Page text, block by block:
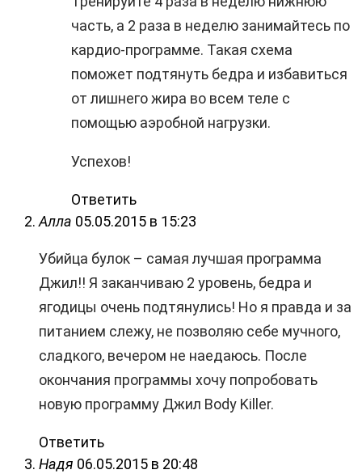
часть, а 2 раза в неделю занимайтесь по
кардио-программе. Такая схема
поможет подтянуть бедра и избавиться
от лишнего жира во всем теле с
помощью аэробной нагрузки.
Успехов!
Ответить
Алла 05.05.2015 в 15:23
Убийца булок – самая лучшая программа
Джил!! Я заканчиваю 2 уровень, бедра и
ягодицы очень подтянулись! Но я правда и за
питанием слежу, не позволяю себе мучного,
сладкого, вечером не наедаюсь. После
окончания программы хочу попробовать
новую программу Джил Body Killer.
Ответить
Надя 06.05.2015 в 20:48